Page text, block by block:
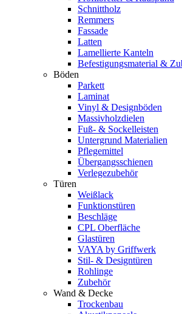
Schnittholz
Remmers
Fassade
Latten
Lamellierte Kanteln
Befestigungsmaterial &
Böden
Parkett
Laminat
Vinyl & Designböden
Massivholzdielen
Fuß- & Sockelleisten
Untergrund Materialien
Pflegemittel
Übergangsschienen
Verlegezubehör
Türen
Weißlack
Funktionstüren
Beschläge
CPL Oberfläche
Glastüren
VAYA by Griffwerk
Stil- & Designtüren
Rohlinge
Zubehör
Wand & Decke
Trockenbau